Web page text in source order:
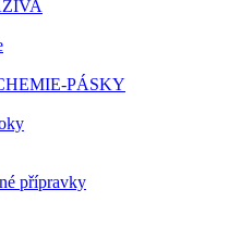
PÁSKY
přípravky